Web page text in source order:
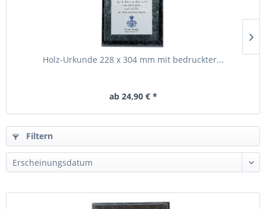
Holz-Urkunde 228 x 304 mm mit bedruckter...
ab 24,90 € *
Filtern